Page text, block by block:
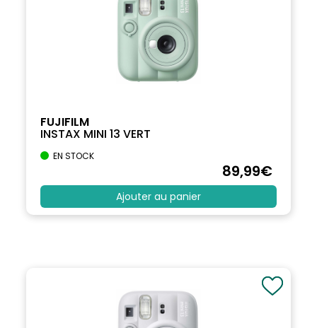
FUJIFILM
INSTAX MINI 13 VERT
EN STOCK
89,99€
Ajouter au panier